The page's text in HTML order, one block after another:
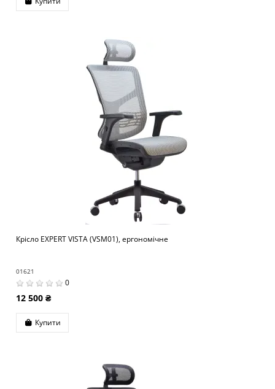
Крісло EXPERT VISTA (VSM01), ергономічне
01621
0
12 500 ₴
Купити